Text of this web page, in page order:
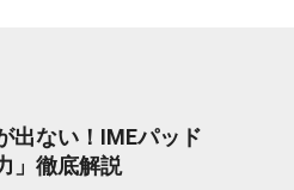
出ない！IMEパッド
」徹底解説